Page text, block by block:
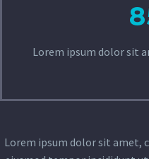
Lorem ipsum dolor sit
Lorem ipsum dolor sit amet,